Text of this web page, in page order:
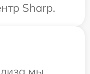
Sharp.